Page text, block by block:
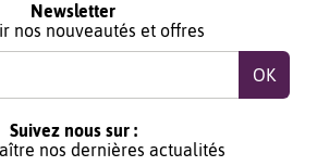
Newsletter
nos nouveautés et offres
Suivez nous sur :
nos dernières actualités